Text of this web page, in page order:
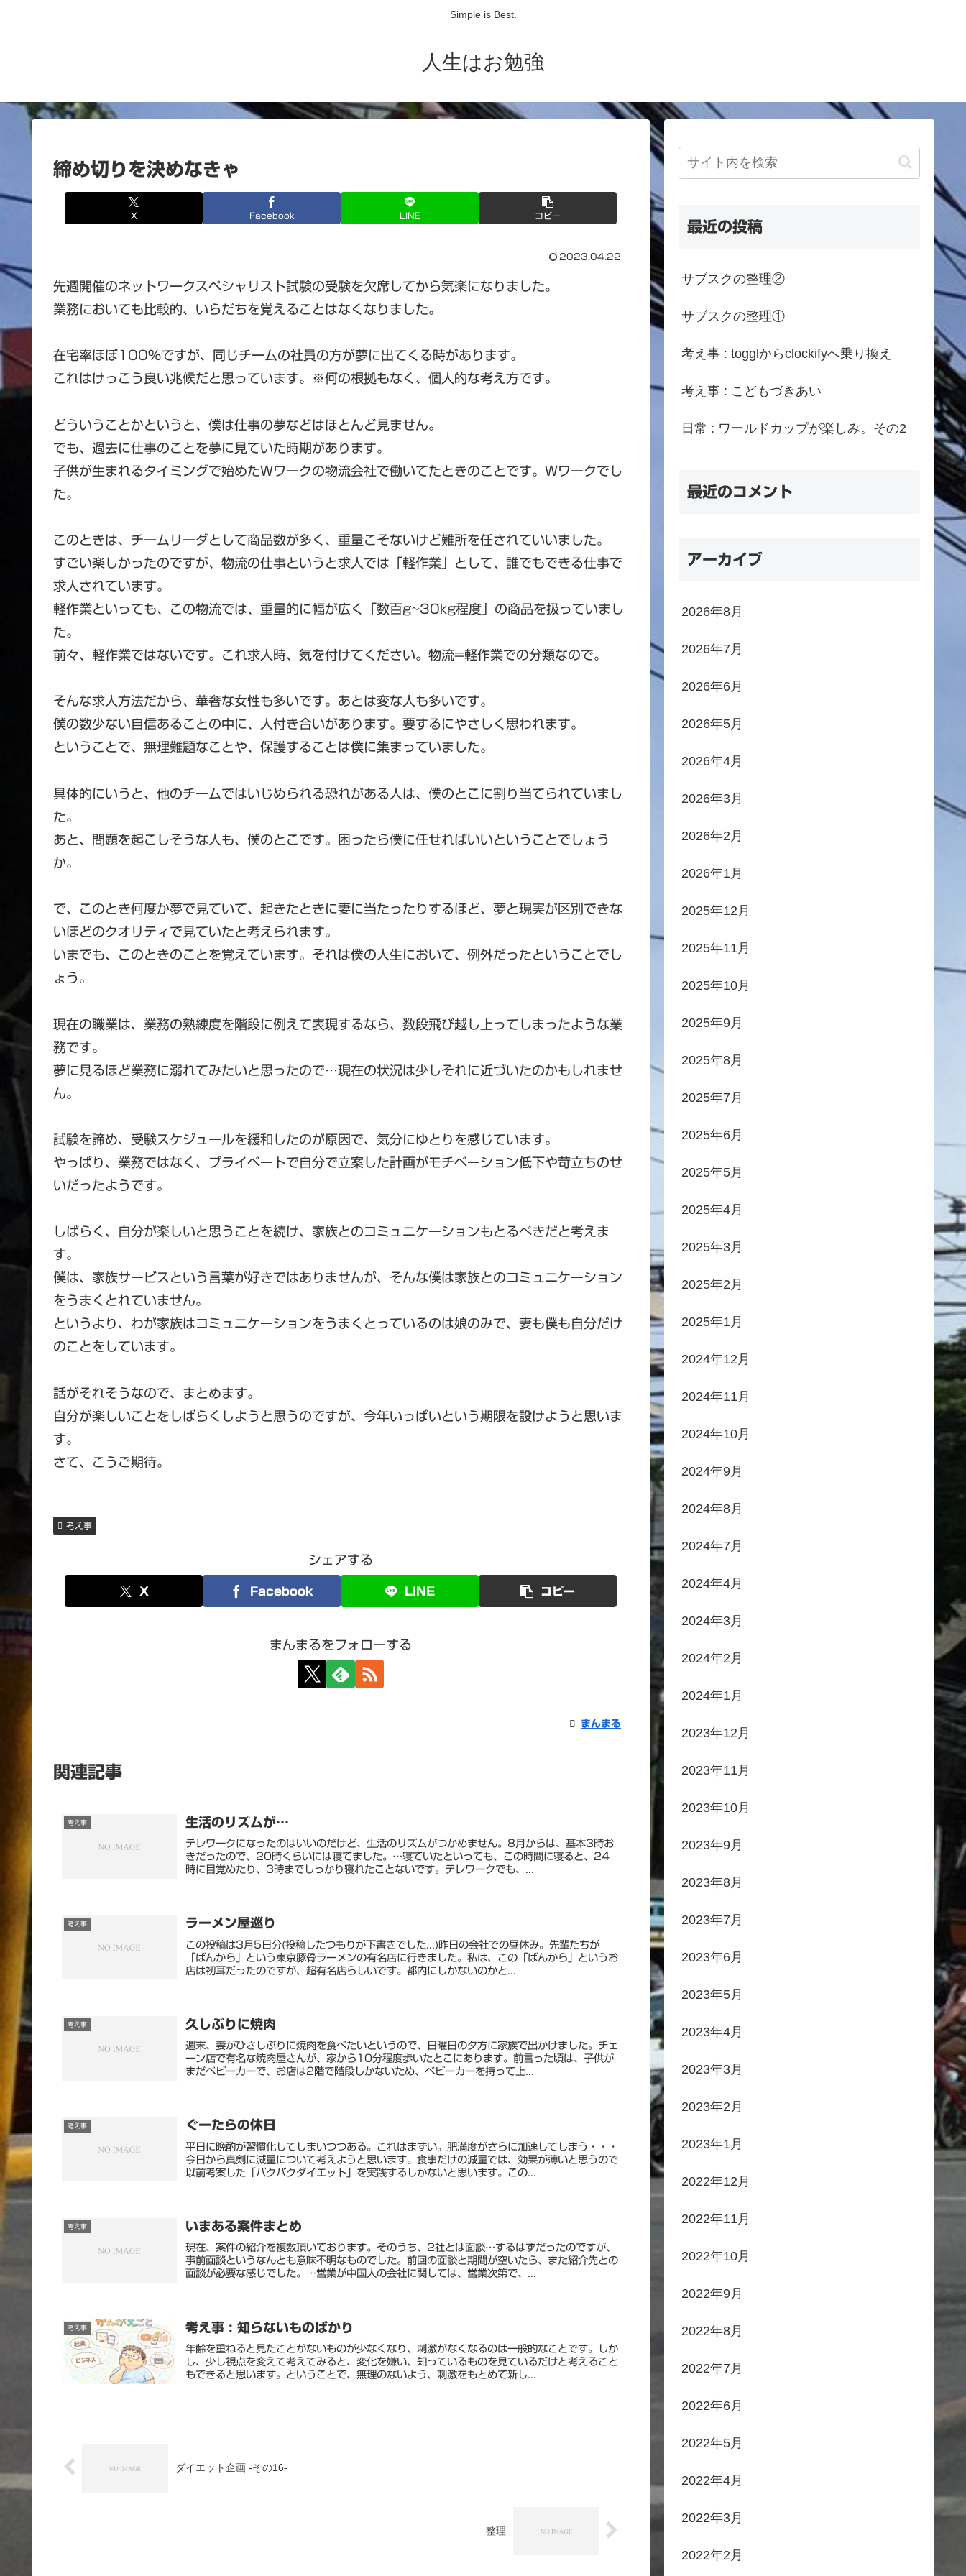
Simple is Best.
人生はお勉強
締め切りを決めなきゃ
X Facebook LINE コピー
2023.04.22
先週開催のネットワークスペシャリスト試験の受験を欠席してから気楽になりました。
業務においても比較的、いらだちを覚えることはなくなりました。
在宅率ほぼ100%ですが、同じチームの社員の方が夢に出てくる時があります。
これはけっこう良い兆候だと思っています。※何の根拠もなく、個人的な考え方です。
どういうことかというと、僕は仕事の夢などはほとんど見ません。
でも、過去に仕事のことを夢に見ていた時期があります。
子供が生まれるタイミングで始めたWワークの物流会社で働いてたときのことです。Wワークでし
た。
このときは、チームリーダとして商品数が多く、重量こそないけど難所を任されていいました。
すごい楽しかったのですが、物流の仕事というと求人では「軽作業」として、誰でもできる仕事で
求人されています。
軽作業といっても、この物流では、重量的に幅が広く「数百g~30kg程度」の商品を扱っていまし
た。
前々、軽作業ではないです。これ求人時、気を付けてください。物流=軽作業での分類なので。
そんな求人方法だから、華奢な女性も多いです。あとは変な人も多いです。
僕の数少ない自信あることの中に、人付き合いがあります。要するにやさしく思われます。
ということで、無理難題なことや、保護することは僕に集まっていました。
具体的にいうと、他のチームではいじめられる恐れがある人は、僕のとこに割り当てられていまし
た。
あと、問題を起こしそうな人も、僕のとこです。困ったら僕に任せればいいということでしょう
か。
で、このとき何度か夢で見ていて、起きたときに妻に当たったりするほど、夢と現実が区別できな
いほどのクオリティで見ていたと考えられます。
いまでも、このときのことを覚えています。それは僕の人生において、例外だったということでし
ょう。
現在の職業は、業務の熟練度を階段に例えて表現するなら、数段飛び越し上ってしまったような業
務です。
夢に見るほど業務に溺れてみたいと思ったので…現在の状況は少しそれに近づいたのかもしれませ
ん。
試験を諦め、受験スケジュールを緩和したのが原因で、気分にゆとりを感じています。
やっぱり、業務ではなく、プライベートで自分で立案した計画がモチベーション低下や苛立ちのせ
いだったようです。
しばらく、自分が楽しいと思うことを続け、家族とのコミュニケーションもとるべきだと考えま
す。
僕は、家族サービスという言葉が好きではありませんが、そんな僕は家族とのコミュニケーション
をうまくとれていません。
というより、わが家族はコミュニケーションをうまくとっているのは娘のみで、妻も僕も自分だけ
のことをしています。
話がそれそうなので、まとめます。
自分が楽しいことをしばらくしようと思うのですが、今年いっぱいという期限を設けようと思いま
す。
さて、こうご期待。
考え事
シェアする
X Facebook LINE コピー
まんまるをフォローする
まんまる
関連記事
考え事 生活のリズムが…
テレワークになったのはいいのだけど、生活のリズムがつかめません。8月からは、基本3時お
きだったので、20時くらいには寝てました。…寝ていたといっても、この時間に寝ると、24
時に目覚めたり、3時までしっかり寝れたことないです。テレワークでも、...
考え事 ラーメン屋巡り
この投稿は3月5日分(投稿したつもりが下書きでした...)昨日の会社での昼休み。先輩たちが
「ばんから」という東京豚骨ラーメンの有名店に行きました。私は、この「ばんから」というお
店は初耳だったのですが、超有名店らしいです。都内にしかないのかと...
考え事 久しぶりに焼肉
週末、妻がひさしぶりに焼肉を食べたいというので、日曜日の夕方に家族で出かけました。チェ
ーン店で有名な焼肉屋さんが、家から10分程度歩いたとこにあります。前言った頃は、子供が
まだベビーカーで、お店は2階で階段しかないため、ベビーカーを持って上...
考え事 ぐーたらの休日
平日に晩酌が習慣化してしまいつつある。これはまずい。肥満度がさらに加速してしまう・・・
今日から真剣に減量について考えようと思います。食事だけの減量では、効果が薄いと思うので
以前考案した「バクバクダイエット」を実践するしかないと思います。この...
考え事 いまある案件まとめ
現在、案件の紹介を複数頂いております。そのうち、2社とは面談…するはずだったのですが、
事前面談というなんとも意味不明なものでした。前回の面談と期間が空いたら、また紹介先との
面談が必要な感じでした。…営業が中国人の会社に関しては、営業次第で、...
考え事 考え事 : 知らないものばかり
年齢を重ねると見たことがないものが少なくなり、刺激がなくなるのは一般的なことです。しか
し、少し視点を変えて考えてみると、変化を嫌い、知っているものを見ているだけと考えること
もできると思います。ということで、無理のないよう、刺激をもとめて新し...
ダイエット企画 -その16-
整理
最近の投稿
サブスクの整理②
サブスクの整理①
考え事 : togglからclockifyへ乗り換え
考え事 : こどもづきあい
日常 : ワールドカップが楽しみ。その2
最近のコメント
アーカイブ
2026年8月
2026年7月
2026年6月
2026年5月
2026年4月
2026年3月
2026年2月
2026年1月
2025年12月
2025年11月
2025年10月
2025年9月
2025年8月
2025年7月
2025年6月
2025年5月
2025年4月
2025年3月
2025年2月
2025年1月
2024年12月
2024年11月
2024年10月
2024年9月
2024年8月
2024年7月
2024年4月
2024年3月
2024年2月
2024年1月
2023年12月
2023年11月
2023年10月
2023年9月
2023年8月
2023年7月
2023年6月
2023年5月
2023年4月
2023年3月
2023年2月
2023年1月
2022年12月
2022年11月
2022年10月
2022年9月
2022年8月
2022年7月
2022年6月
2022年5月
2022年4月
2022年3月
2022年2月